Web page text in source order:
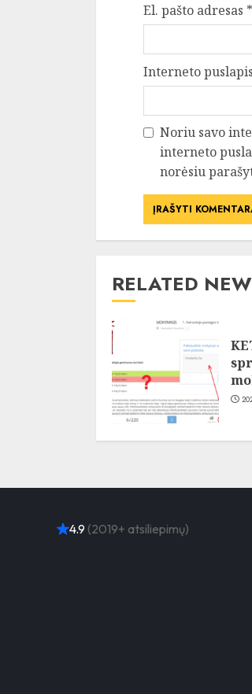
El. pašto adresas *
Interneto puslapis
Noriu savo
interneto
norėsiu
RELATED
4.9 (2019+ atsiliepimų)